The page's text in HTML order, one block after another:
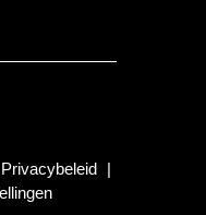
Privacybeleid